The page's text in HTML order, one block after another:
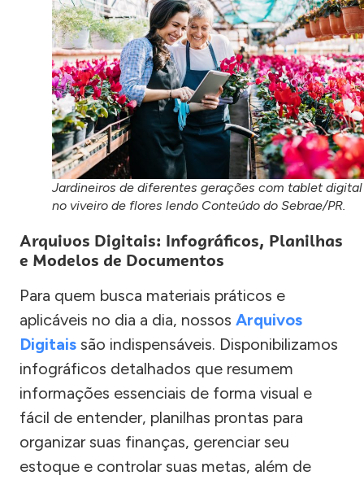
Jardineiros de diferentes gerações com tablet digital
no viveiro de flores lendo Conteúdo do Sebrae/PR.
Arquivos Digitais: Infográficos, Planilhas
e Modelos de Documentos
Para quem busca materiais práticos e
aplicáveis no dia a dia, nossos Arquivos
Digitais são indispensáveis. Disponibilizamos
infográficos detalhados que resumem
informações essenciais de forma visual e
fácil de entender, planilhas prontas para
organizar suas finanças, gerenciar seu
estoque e controlar suas metas, além de